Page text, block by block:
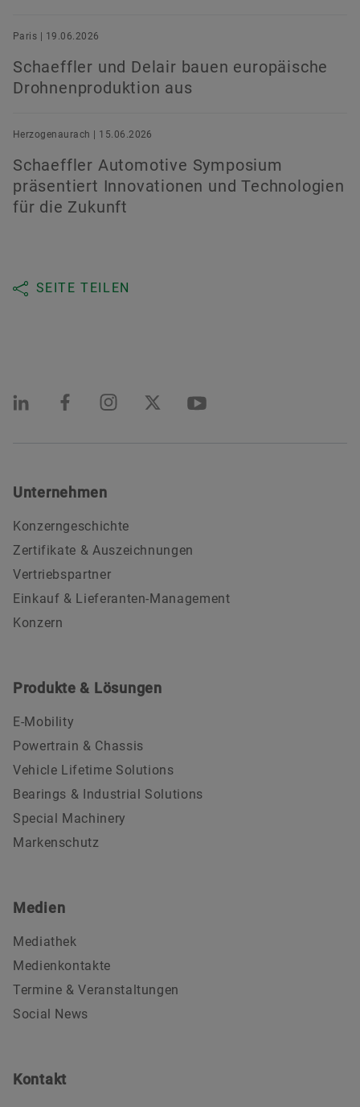
Paris | 19.06.2026
Schaeffler und Delair bauen europäische
Drohnenproduktion aus
Herzogenaurach | 15.06.2026
Schaeffler Automotive Symposium
präsentiert Innovationen und Technologien
für die Zukunft
SEITE TEILEN
Unternehmen
Konzerngeschichte
Zertifikate & Auszeichnungen
Vertriebspartner
Einkauf & Lieferanten-Management
Konzern
Produkte & Lösungen
E-Mobility
Powertrain & Chassis
Vehicle Lifetime Solutions
Bearings & Industrial Solutions
Special Machinery
Markenschutz
Medien
Mediathek
Medienkontakte
Termine & Veranstaltungen
Social News
Kontakt